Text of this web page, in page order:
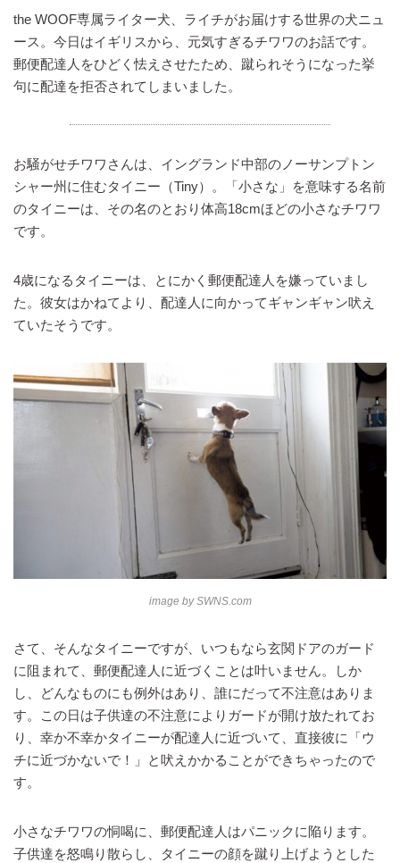
the WOOF専属ライター犬、ライチがお届けする世界の犬ニュ
ース。今日はイギリスから、元気すぎるチワワのお話です。
郵便配達人をひどく怯えさせたため、蹴られそうになった挙
句に配達を拒否されてしまいました。
お騒がせチワワさんは、イングランド中部のノーサンプトン
シャー州に住むタイニー（Tiny）。「小さな」を意味する名前
のタイニーは、その名のとおり体高18cmほどの小さなチワワ
です。
4歳になるタイニーは、とにかく郵便配達人を嫌っていまし
た。彼女はかねてより、配達人に向かってギャンギャン吠え
ていたそうです。
image bySWNS.com
さて、そんなタイニーですが、いつもなら玄関ドアのガード
に阻まれて、郵便配達人に近づくことは叶いません。しか
し、どんなものにも例外はあり、誰にだって不注意はありま
す。この日は子供達の不注意によりガードが開け放たれてお
り、幸か不幸かタイニーが配達人に近づいて、直接彼に「ウ
チに近づかないで！」と吠えかかることができちゃったので
す。
小さなチワワの恫喝に、郵便配達人はパニックに陥ります。
子供達を怒鳴り散らし、タイニーの顔を蹴り上げようとした